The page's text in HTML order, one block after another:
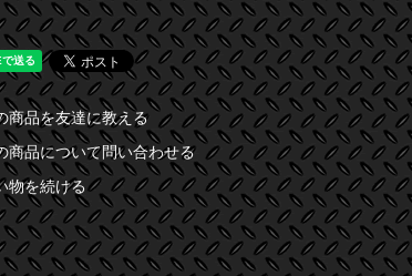
商品を友達に教える
商品について問い合わせる
物を続ける